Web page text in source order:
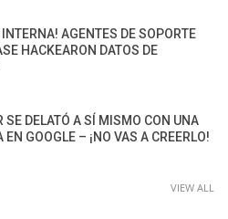
INTERNA! AGENTES DE SOPORTE
HACKEARON DATOS DE
SE DELATÓ A SÍ MISMO CON UNA
EN GOOGLE – ¡NO VAS A CREERLO!
VIEW ALL